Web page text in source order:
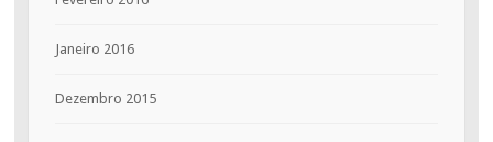
Janeiro 2016
Dezembro 2015